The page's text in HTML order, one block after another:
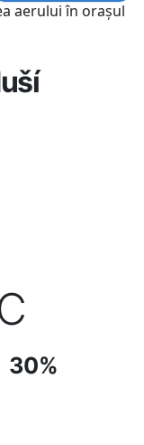
aerului în orașul
30%